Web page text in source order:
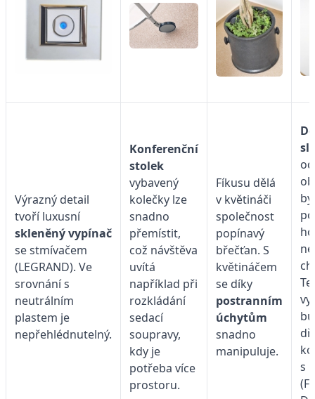
Výrazný detail
tvoří luxusní
skleněný vypínač
se stmívačem
(LEGRAND). Ve
srovnání s
neutrálním
plastem je
nepřehlédnutelný.
Konferenční
stolek
vybavený
kolečky lze
snadno
přemístit,
což návštěva
uvítá
například při
rozkládání
sedací
soupravy,
kdy je
potřeba více
prostoru.
Fíkusu dělá
v květináči
společnost
popínavý
břečťan. S
květináčem
se díky
postranním
úchytům
snadno
manipuluje.
s